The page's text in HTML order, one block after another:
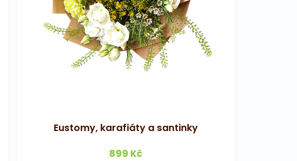
Eustomy, karafiáty a santinky
899 Kč